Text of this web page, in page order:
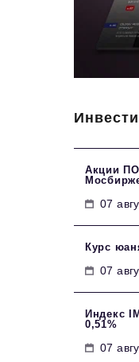
Акции
07
Курс
07
Индекс
0,51%
07